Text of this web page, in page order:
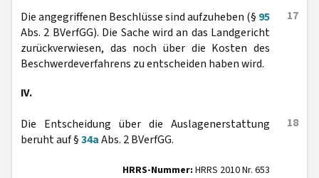
17
Die angegriffenen Beschlüsse sind aufzuheben (§ 95
Abs. 2 BVerfGG). Die Sache wird an das Landgericht
zurückverwiesen, das noch über die Kosten des
Beschwerdeverfahrens zu entscheiden haben wird.
IV.
18
Die Entscheidung über die Auslagenerstattung
beruht auf §34aAbs. 2 BVerfGG.
HRRS-Nummer: HRRS 2010 Nr. 653